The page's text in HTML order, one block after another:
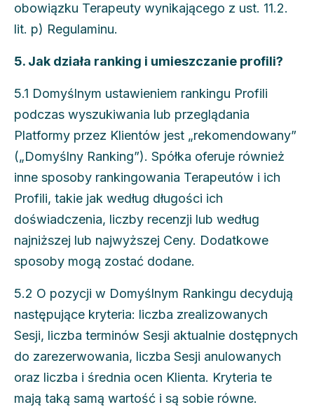
obowiązku Terapeuty wynikającego z ust. 11.2.
lit. p) Regulaminu.
5. Jak działa ranking i umieszczanie profili?
5.1 Domyślnym ustawieniem rankingu Profili
podczas wyszukiwania lub przeglądania
Platformy przez Klientów jest „rekomendowany”
(„Domyślny Ranking”). Spółka oferuje również
inne sposoby rankingowania Terapeutów i ich
Profili, takie jak według długości ich
doświadczenia, liczby recenzji lub według
najniższej lub najwyższej Ceny. Dodatkowe
sposoby mogą zostać dodane.
5.2 O pozycji w Domyślnym Rankingu decydują
następujące kryteria: liczba zrealizowanych
Sesji, liczba terminów Sesji aktualnie dostępnych
do zarezerwowania, liczba Sesji anulowanych
oraz liczba i średnia ocen Klienta. Kryteria te
mają taką samą wartość i są sobie równe.